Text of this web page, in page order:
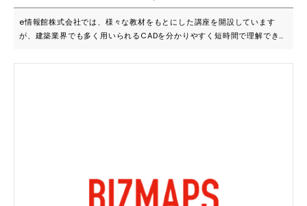
ため特に営業サポートを重視 ・事業を軌道に乗せるまでの中長期的ビジ
ョン作成 ・スタッフの数や適性、望む顧客ターゲット等各社の状況・要
e情報館株式会社では、様々な教材をもとにした講座を開設しています
が、建築業界でも多く用いられるCADを分かりやすく短時間で理解できる
のあるCADですが、建設現場で求められる技術だけに絞って講義を進める
す。あとは、受講者のモチベーションの維持だけです。 ・なぜ短時間
で、印刷まで可能なのか？ ・チープで内容が薄いのでは？ こんな、問い